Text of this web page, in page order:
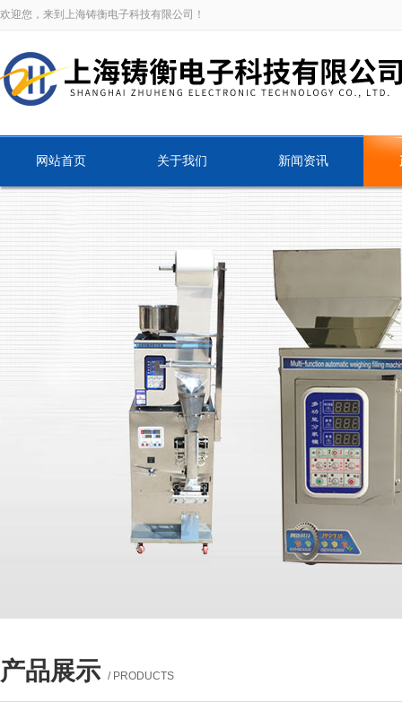
欢迎您，来到上海铸衡电子科技有限公司！
网站首页 关于我们 新闻资讯
产品展示 / PRODUCTS